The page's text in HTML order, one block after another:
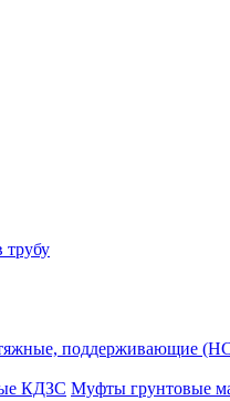
трубу
поддерживающие
КДЗС Муфты грунтовые